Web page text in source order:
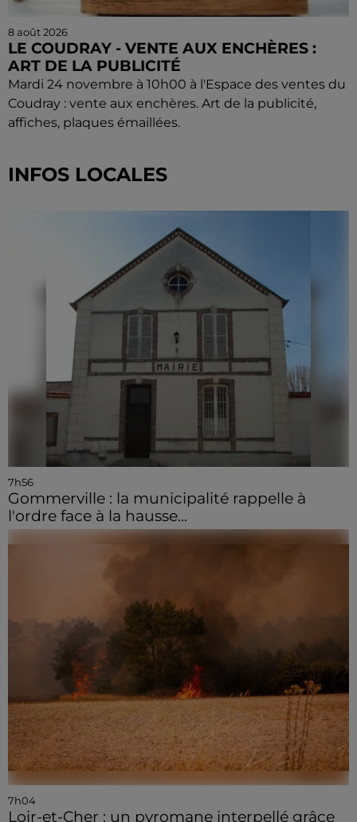
8 août 2026
LE COUDRAY - VENTE AUX ENCHÈRES :
ART DE LA PUBLICITÉ
Mardi 24 novembre à 10h00 à l'Espace des ventes du
Coudray : vente aux enchères. Art de la publicité,
affiches, plaques émaillées.
INFOS LOCALES
7h56
Gommerville : la municipalité rappelle à
l'ordre face à la hausse...
7h04
Loir-et-Cher : un pyromane interpellé grâce